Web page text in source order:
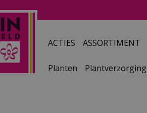
ACTIES ASSORTIMENT
Planten Plantverzorging